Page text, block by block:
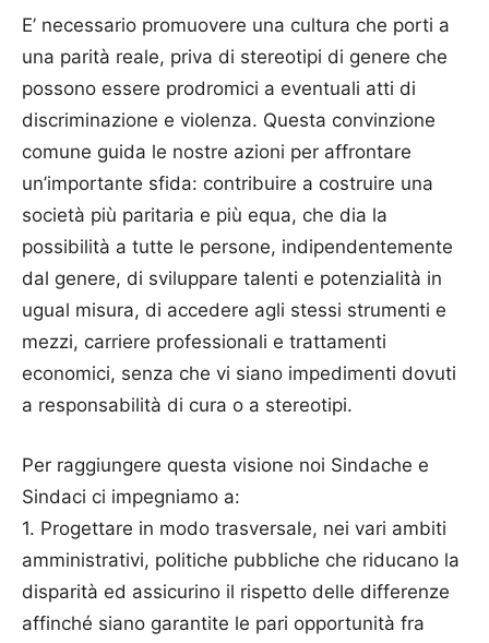
E’ necessario promuovere una cultura che porti a
una parità reale, priva di stereotipi di genere che
possono essere prodromici a eventuali atti di
discriminazione e violenza. Questa convinzione
comune guida le nostre azioni per affrontare
un’importante sfida: contribuire a costruire una
società più paritaria e più equa, che dia la
possibilità a tutte le persone, indipendentemente
dal genere, di sviluppare talenti e potenzialità in
ugual misura, di accedere agli stessi strumenti e
mezzi, carriere professionali e trattamenti
economici, senza che vi siano impedimenti dovuti
a responsabilità di cura o a stereotipi.
Per raggiungere questa visione noi Sindache e
Sindaci ci impegniamo a:
1. Progettare in modo trasversale, nei vari ambiti
amministrativi, politiche pubbliche che riducano la
disparità ed assicurino il rispetto delle differenze
affinché siano garantite le pari opportunità fra